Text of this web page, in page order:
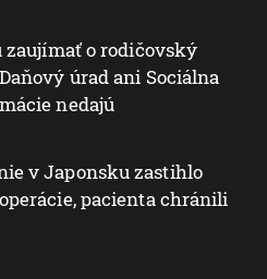
zaujímať o rodičovský
úrad ani Sociálna
nedajú
v Japonsku zastihlo
pacienta chránili